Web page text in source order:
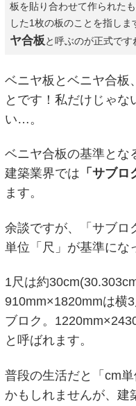
板を貼り合わせて作られた
した1枚の板のことを指し
ヤ合板と呼ぶのが正式です
ベニヤ板とベニヤ合板
とです！私だけじゃな
い…。
ベニヤ合板の基準とな
建築業界では 「サブロ
ます。
余談ですが、「サブロ
単位「尺」が基準にな
1尺は約
910mm×1820mmは横
ブロク。
と呼ばれます。
普段の生活だと「cm
かもしれませんが、建